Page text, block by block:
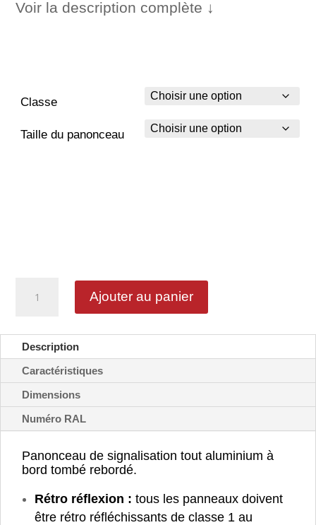
Voir la description complète ↓
Classe
Taille du panonceau
abaissés
attention
M9i
Ajouter au panier
Description
Caractéristiques
Dimensions
Numéro RAL
Panonceau de signalisation tout aluminium à
bord tombé rebordé.
Rétro réflexion : tous les panneaux doivent
être rétro réfléchissants de classe 1 au